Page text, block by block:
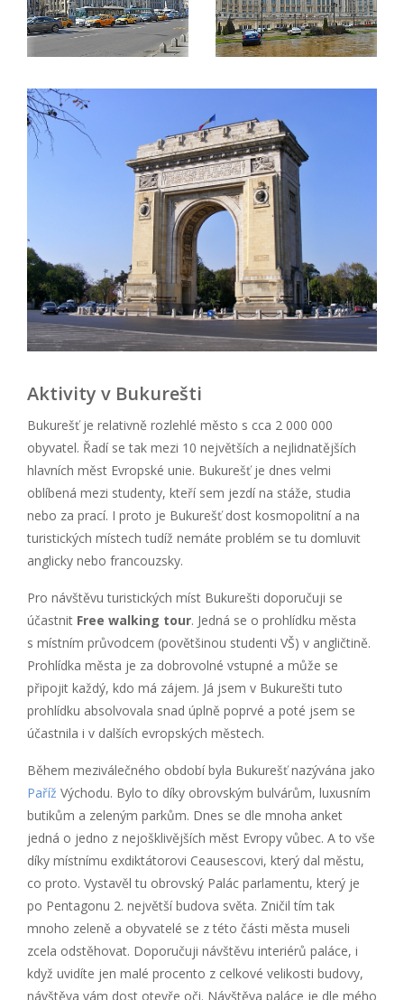
Aktivity v Bukurešti
Bukurešť je relativně rozlehlé město s cca 2 000 000
obyvatel. Řadí se tak mezi 10 největších a nejlidnatějších
hlavních měst Evropské unie. Bukurešť je dnes velmi
oblíbená mezi studenty, kteří sem jezdí na stáže, studia
nebo za prací. I proto je Bukurešť dost kosmopolitní a na
turistických místech tudíž nemáte problém se tu domluvit
anglicky nebo francouzsky.
Pro návštěvu turistických míst Bukurešti doporučuji se
účastnit Free walking tour. Jedná se o prohlídku města
s místním průvodcem (povětšinou studenti VŠ) v angličtině.
Prohlídka města je za dobrovolné vstupné a může se
připojit každý, kdo má zájem. Já jsem v Bukurešti tuto
prohlídku absolvovala snad úplně poprvé a poté jsem se
účastnila i v dalších evropských městech.
Během meziválečného období byla Bukurešť nazývána jako
Paříž Východu. Bylo to díky obrovským bulvárům, luxusním
butikům a zeleným parkům. Dnes se dle mnoha anket
jedná o jedno z nejošklivějších měst Evropy vůbec. A to vše
díky místnímu exdiktátorovi Ceausescovi, který dal městu,
co proto. Vystavěl tu obrovský Palác parlamentu, který je
po Pentagonu 2. největší budova světa. Zničil tím tak
mnoho zeleně a obyvatelé se z této části města museli
zcela odstěhovat. Doporučuji návštěvu interiérů paláce, i
když uvidíte jen malé procento z celkové velikosti budovy,
návštěva vám dost otevře oči. Návštěva paláce je dle mého